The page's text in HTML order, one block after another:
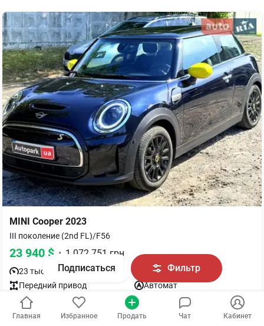
Подписаться Фильтр
MINI Cooper 2023
III поколение (2nd FL)/F56
23 940 $ • 1 072 751 грн
23 тыс. км
Передний привод
Автомат
Электро
Проверенный VIN Почти новый
Главная Избранное Продать Чат Кабинет